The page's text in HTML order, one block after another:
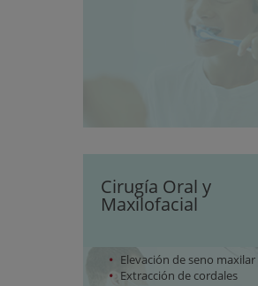
Cirugía Oral y
Maxilofacial
Elevación de seno maxilar
Extracción de cordales